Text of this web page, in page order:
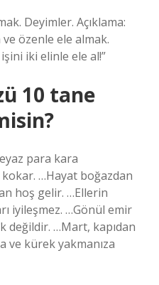
Deyimler. Açıklama:
özenle ele almak.
iki elinle ele al!”
10 tane
para kara
…Hayat boğazdan
hoş gelir. …Ellerin
iyileşmez. …Gönül emir
değildir. …Mart, kapıdan
ve kürek yakmanıza